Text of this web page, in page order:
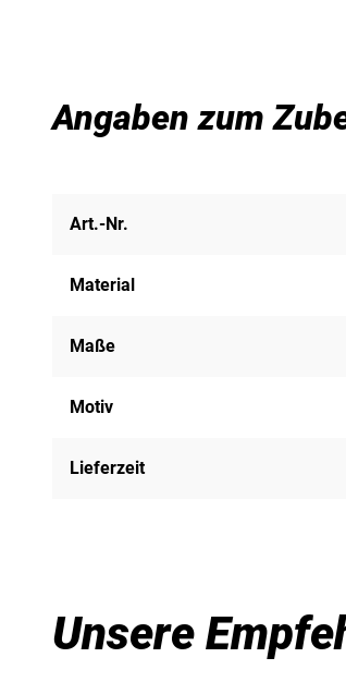
Angaben zum
Art.-Nr.
Material
Maße
Motiv
Lieferzeit
Unsere